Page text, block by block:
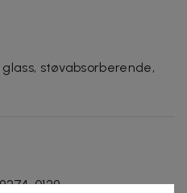
støvabsorberende,
0129